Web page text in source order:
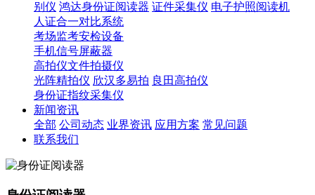
别仪 鸿达身份证阅读器 证件采集仪 电子护照阅读机
人证合一对比系统
考场监考安检设备
手机信号屏蔽器
高拍仪文件拍摄仪
光阵精拍仪 欣汉多易拍 良田高拍仪
身份证指纹采集仪
新闻资讯
全部 公司动态 业界资讯 应用方案 常见问题
联系我们